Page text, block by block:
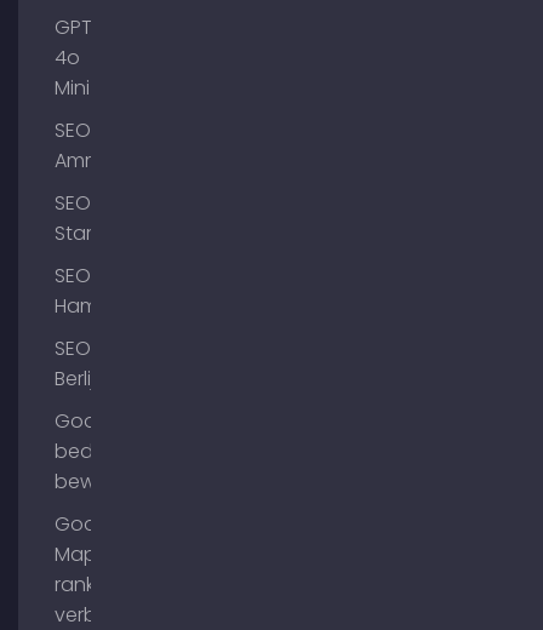
GPT-
4o
Mini
SEO
Ammersee
SEO
Starnberg
SEO
Hamburg
SEO
Berlijn
Google
bedrijfsprofiel
bewerken
Google
Maps
ranking
verbeteren